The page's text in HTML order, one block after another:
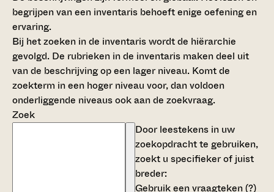
begrijpen van een inventaris behoeft enige oefening en
ervaring.
Bij het zoeken in de inventaris wordt de hiërarchie
gevolgd. De rubrieken in de inventaris maken deel uit
van de beschrijving op een lager niveau. Komt de
zoekterm in een hoger niveau voor, dan voldoen
onderliggende niveaus ook aan de zoekvraag.
Zoek
Door leestekens in uw
zoekopdracht te gebruiken,
zoekt u specifieker of juist
breder:
Gebruik eenvraagteken (?)